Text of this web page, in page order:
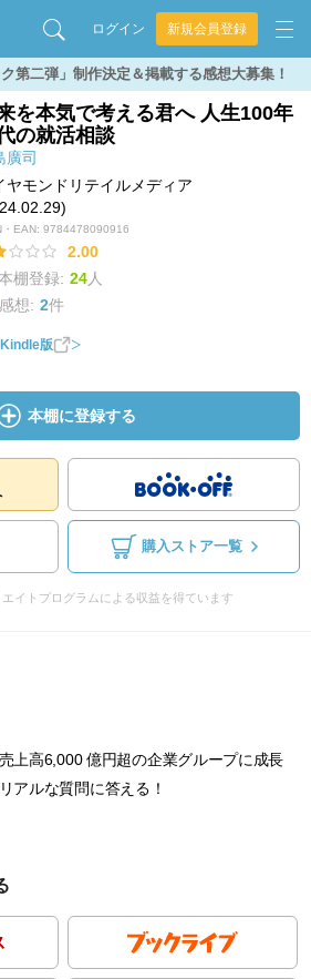
ログイン 新規会員登録
ク第二弾」制作決定＆掲載する感想大募集！
を本気で考える君へ 人生100年
の就活相談
廣司
ヤモンドリテイルメディア
・EAN: 9784478090916
2.00
棚登録: 24人
感想: 2件
Kindle版
本棚に登録する
購入ストア一覧
イトプログラムによる収益を得ています
上高6,000 億円超の企業グループに成長
アルな質問に答える！